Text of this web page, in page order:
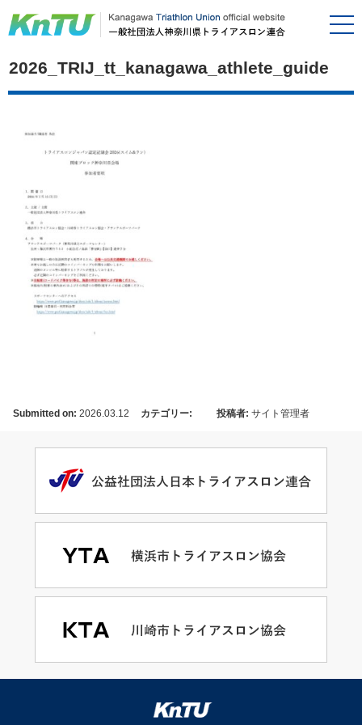
2026_TRIJ_tt_kanagawa_athlete_guide
Submitted on: 2026.03.12 カテゴリー: 投稿者: サイト管理者